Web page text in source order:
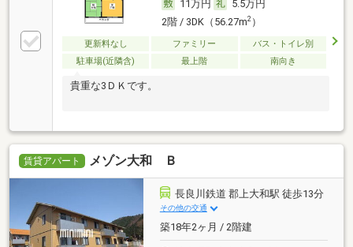
11万円
5.5万円
2階 / 3DK（56.27m2）
更新料なし ファミリー
バス・トイレ別
駐車場(近隣含)
最上階 南向き
貴重な3ＤＫです。
賃貸アパート メゾン大和 Ｂ
長良川鉄道 郡上大和駅 徒歩13分
その他の交通
築18年2ヶ月 / 2階建